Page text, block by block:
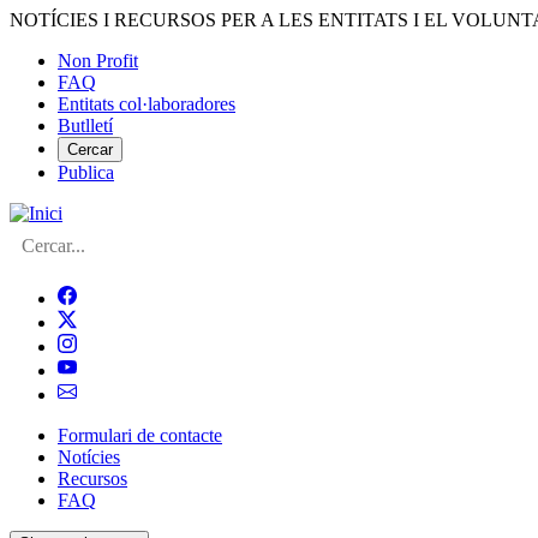
Vés
contingut
NOTÍCIES I RECURSOS PER A LES ENTITATS I EL
Menú
del
compte
d'usuari
Non Profit
FAQ
Entitats col·laboradores
Butlletí
Cercar
Publica
Cerca
Navegació
principal
de
Formulari de contacte
Notícies
Recursos
FAQ